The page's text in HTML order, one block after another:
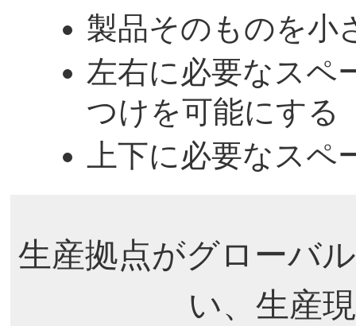
製品そのものを小
左右に必要なスペ
つけを可能にする
上下に必要なス
生産拠点がグローバ
い、生産